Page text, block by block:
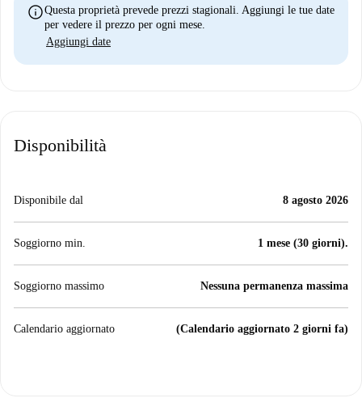
infoQuesta proprietà prevede prezzi stagionali. Aggiungi le tue date
per vedere il prezzo per ogni mese.
Aggiungi date
Disponibilità
Disponibile dal 8 agosto 2026
Soggiorno min. 1 mese (30 giorni).
Soggiorno massimo Nessuna permanenza massima
Calendario aggiornato (Calendario aggiornato 2 giorni fa)